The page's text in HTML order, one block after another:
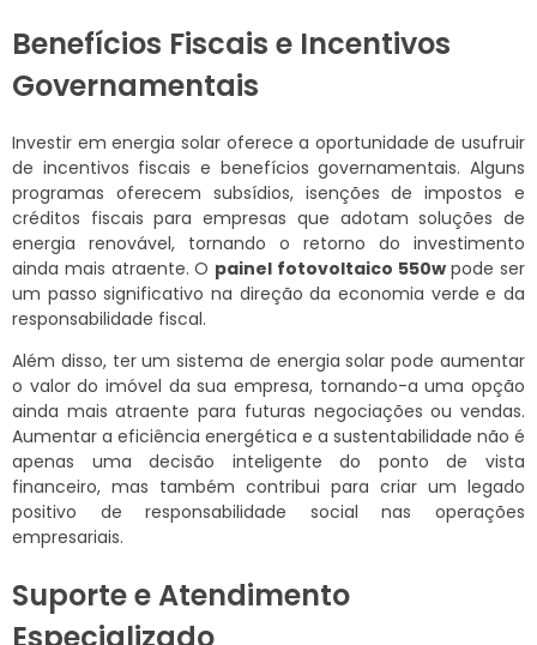
Benefícios Fiscais e Incentivos
Governamentais
Investir em energia solar oferece a oportunidade de usufruir
de incentivos fiscais e benefícios governamentais. Alguns
programas oferecem subsídios, isenções de impostos e
créditos fiscais para empresas que adotam soluções de
energia renovável, tornando o retorno do investimento
ainda mais atraente. O painel fotovoltaico 550wpode ser
um passo significativo na direção da economia verde e da
responsabilidade fiscal.
Além disso, ter um sistema de energia solar pode aumentar
o valor do imóvel da sua empresa, tornando-a uma opção
ainda mais atraente para futuras negociações ou vendas.
Aumentar a eficiência energética e a sustentabilidade não é
apenas uma decisão inteligente do ponto de vista
financeiro, mas também contribui para criar um legado
positivo de responsabilidade social nas operações
empresariais.
Suporte e Atendimento